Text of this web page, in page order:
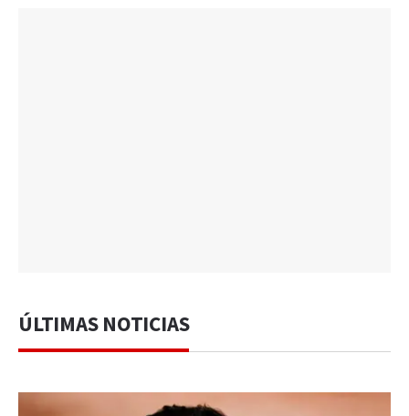
ÚLTIMAS NOTICIAS